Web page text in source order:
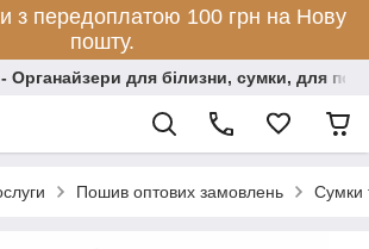
з передоплатою 100 грн на Нову
пошту.
- Органайзери для білизни, сумки, для
Пошив оптових замовлень Сумки